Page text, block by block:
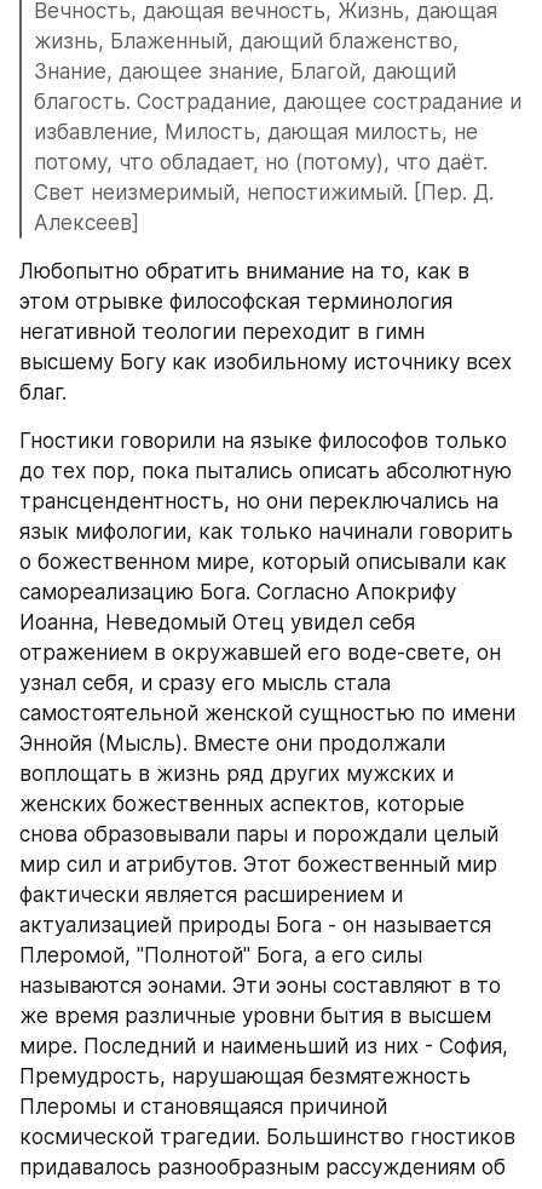
Вечность, дающая вечность, Жизнь, дающая
жизнь, Блаженный, дающий блаженство,
Знание, дающее знание, Благой, дающий
благость. Сострадание, дающее сострадание и
избавление, Милость, дающая милость, не
потому, что обладает, но (потому), что даёт.
Свет неизмеримый, непостижимый. [Пер. Д.
Алексеев]
Любопытно обратить внимание на то, как в
этом отрывке философская терминология
негативной теологии переходит в гимн
высшему Богу как изобильному источнику всех
благ.
Гностики говорили на языке философов только
до тех пор, пока пытались описать абсолютную
трансцендентность, но они переключались на
язык мифологии, как только начинали говорить
о божественном мире, который описывали как
самореализацию Бога. Согласно Апокрифу
Иоанна, Неведомый Отец увидел себя
отражением в окружавшей его воде-свете, он
узнал себя, и сразу его мысль стала
самостоятельной женской сущностью по имени
Эннойя (Мысль). Вместе они продолжали
воплощать в жизнь ряд других мужских и
женских божественных аспектов, которые
снова образовывали пары и порождали целый
мир сил и атрибутов. Этот божественный мир
фактически является расширением и
актуализацией природы Бога - он называется
Плеромой, "Полнотой" Бога, а его силы
называются эонами. Эти эоны составляют в то
же время различные уровни бытия в высшем
мире. Последний и наименьший из них - София,
Премудрость, нарушающая безмятежность
Плеромы и становящаяся причиной
космической трагедии. Большинство гностиков
придавалось разнообразным рассуждениям об